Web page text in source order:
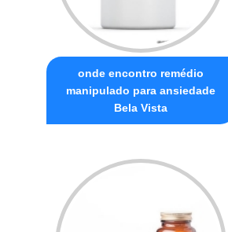
onde encontro remédio
manipulado para ansiedade
Bela Vista